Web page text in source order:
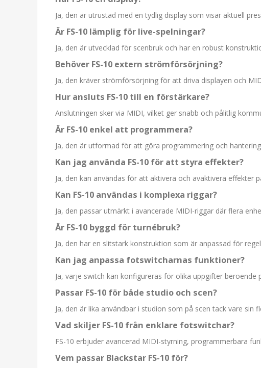
Ja, den är utrustad med en tydlig display som visar aktuell
Är FS-10 lämplig för live-spelningar?
Ja, den är utvecklad för scenbruk och har en robust
Behöver FS-10 extern strömförsörjning?
Ja, den kräver strömförsörjning för att driva displayen och
Hur ansluts FS-10 till en förstärkare?
Anslutningen sker via MIDI, vilket ger snabb och pålitlig
Är FS-10 enkel att programmera?
Ja, den är utformad för att göra programmering och
Kan jag använda FS-10 för att styra effekter?
Ja, den kan användas för att aktivera och avaktivera effekter
Kan FS-10 användas i komplexa riggar?
Ja, den passar utmärkt i avancerade MIDI-riggar där flera
Är FS-10 byggd för turnébruk?
Ja, den har en slitstark konstruktion som är anpassad för
Kan jag anpassa fotswitcharnas funktioner?
Ja, varje switch kan konfigureras för olika uppgifter
Passar FS-10 för både studio och scen?
Ja, den är lika användbar i studion som på scen tack vare
Vad skiljer FS-10 från enklare fotswitchar?
FS-10 erbjuder avancerad MIDI-styrning, programmerbara
Vem passar Blackstar FS-10 för?